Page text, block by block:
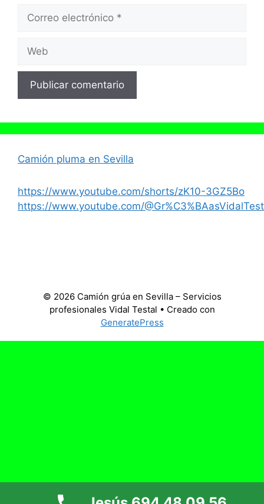
electrónico
Camión pluma en Sevilla
https://www.youtube.com/shorts/zK10-3GZ5Bo
https://www.youtube.com/
© 2026 Camión grúa en Sevilla – Servicios
profesionales Vidal Testal • Creado con
GeneratePress